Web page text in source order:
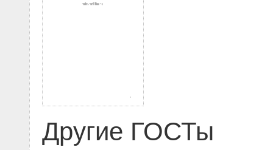
Другие ГОСТы